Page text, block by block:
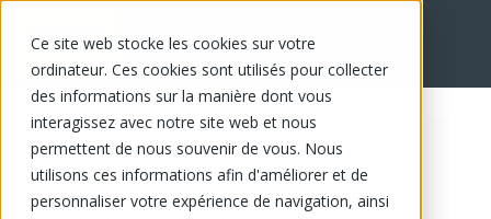
Ce site web stocke les cookies sur votre
ordinateur. Ces cookies sont utilisés pour collecter
des informations sur la manière dont vous
interagissez avec notre site web et nous
permettent de nous souvenir de vous. Nous
utilisons ces informations afin d'améliorer et de
personnaliser votre expérience de navigation, ainsi
EN